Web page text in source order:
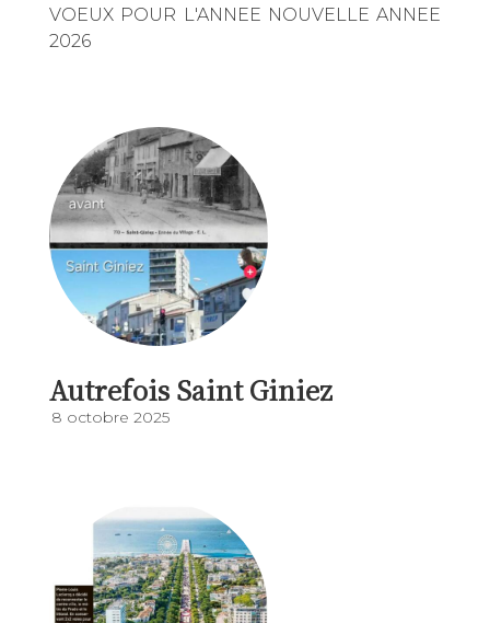
VOEUX POUR L'ANNEE NOUVELLE ANNEE
2026
Autrefois Saint Giniez
8 octobre 2025